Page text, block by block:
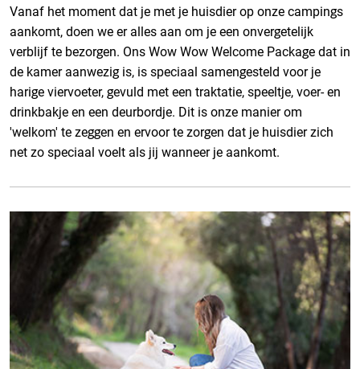
Vanaf het moment dat je met je huisdier op onze campings
aankomt, doen we er alles aan om je een onvergetelijk
verblijf te bezorgen. Ons Wow Wow Welcome Package dat in
de kamer aanwezig is, is speciaal samengesteld voor je
harige viervoeter, gevuld met een traktatie, speeltje, voer- en
drinkbakje en een deurbordje. Dit is onze manier om
'welkom' te zeggen en ervoor te zorgen dat je huisdier zich
net zo speciaal voelt als jij wanneer je aankomt.